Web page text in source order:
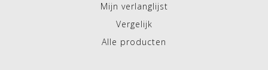
Mijn verlanglijst
Vergelijk
Alle producten